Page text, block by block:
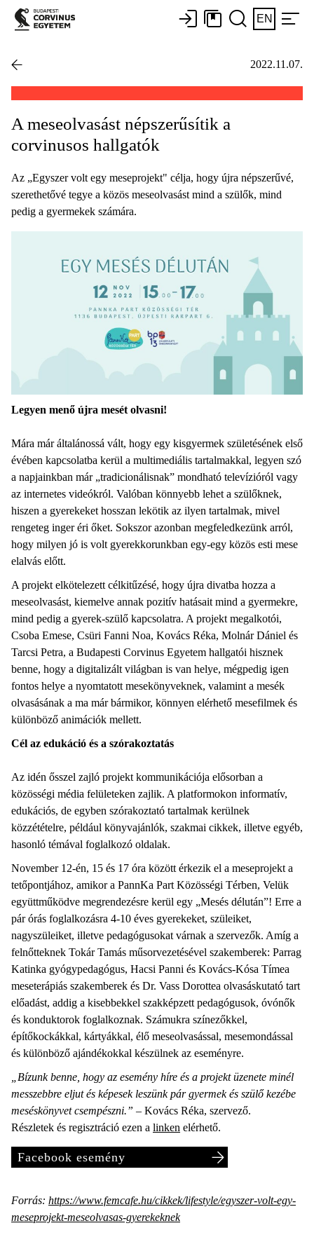
EN
2022.11.07.
A meseolvasást népszerűsítik a
corvinusos hallgatók
Az „Egyszer volt egy meseprojekt" célja, hogy újra népszerűvé,
szerethetővé tegye a közös meseolvasást mind a szülők, mind
pedig a gyermekek számára.
Legyen menő újra mesét olvasni!
Mára már általánossá vált, hogy egy kisgyermek születésének első
évében kapcsolatba kerül a multimediális tartalmakkal, legyen szó
a napjainkban már „tradicionálisnak” mondható televízióról vagy
az internetes videókról. Valóban könnyebb lehet a szülőknek,
hiszen a gyerekeket hosszan lekötik az ilyen tartalmak, mivel
rengeteg inger éri őket. Sokszor azonban megfeledkezünk arról,
hogy milyen jó is volt gyerekkorunkban egy-egy közös esti mese
elalvás előtt.
A projekt elkötelezett célkitűzésé, hogy újra divatba hozza a
meseolvasást, kiemelve annak pozitív hatásait mind a gyermekre,
mind pedig a gyerek-szülő kapcsolatra. A projekt megalkotói,
Csoba Emese, Csüri Fanni Noa, Kovács Réka, Molnár Dániel és
Tarcsi Petra, a Budapesti Corvinus Egyetem hallgatói hisznek
benne, hogy a digitalizált világban is van helye, mégpedig igen
fontos helye a nyomtatott mesekönyveknek, valamint a mesék
olvasásának a ma már bármikor, könnyen elérhető mesefilmek és
különböző animációk mellett.
Cél az edukáció és a szórakoztatás
Az idén ősszel zajló projekt kommunikációja elősorban a
közösségi média felületeken zajlik. A platformokon informatív,
edukációs, de egyben szórakoztató tartalmak kerülnek
közzétételre, például könyvajánlók, szakmai cikkek, illetve egyéb,
hasonló témával foglalkozó oldalak.
November 12-én, 15 és 17 óra között érkezik el a meseprojekt a
tetőpontjához, amikor a PannKa Part Közösségi Térben, Velük
együttműködve megrendezésre kerül egy „Mesés délután”! Erre a
pár órás foglalkozásra 4-10 éves gyerekeket, szüleiket,
nagyszüleiket, illetve pedagógusokat várnak a szervezők. Amíg a
felnőtteknek Tokár Tamás műsorvezetésével szakemberek: Parrag
Katinka gyógypedagógus, Hacsi Panni és Kovács-Kósa Tímea
meseterápiás szakemberek és Dr. Vass Dorottea olvasáskutató tart
előadást, addig a kisebbekkel szakképzett pedagógusok, óvónők
és konduktorok foglalkoznak. Számukra színezőkkel,
építőkockákkal, kártyákkal, élő meseolvasással, mesemondással
és különböző ajándékokkal készülnek az eseményre.
„Bízunk benne, hogy az esemény híre és a projekt üzenete minél
messzebbre eljut és képesek leszünk pár gyermek és szülő kezébe
meséskönyvet csempészni.” – Kovács Réka, szervező.
Részletek és regisztráció ezen a linken elérhető.
Facebook esemény
Forrás: https://www.femcafe.hu/cikkek/lifestyle/egyszer-volt-egy-
meseprojekt-meseolvasas-gyerekeknek